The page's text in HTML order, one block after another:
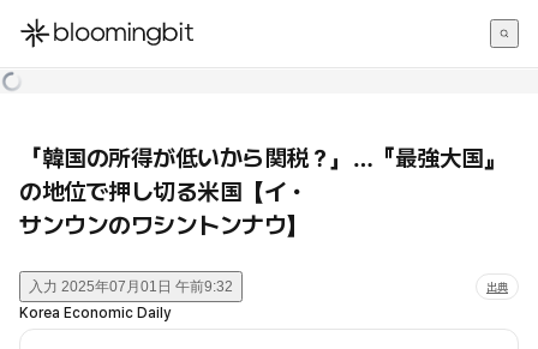
한국어
「韓国の所得が低いから関税？」…『最強大国』
の地位で押し切る米国【イ・
サンウンのワシントンナウ】
入力 2025年07月01日 午前9:32 出典
Korea Economic Daily